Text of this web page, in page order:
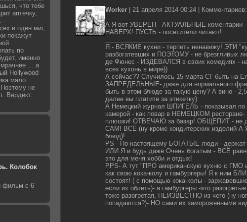
Worker 21 апреля 2014 00:24
|
А Я вот УВЕРЕН - АКТУАЛЬНЫЕ коментарии -
НАВЕРХ! ПУСТЬ - посетители читают!
Я - ВСЯКИЕ кухни - терпеть ненавижу! ЭТИ
разбогатевших и ПОЭТОМУ - не брезгливых
де Фюнес - ИЗДЕВАЛСЯ в своих комедиях -
всех кухонь в мире))
А сейчас?? Случилось 15 марта СГ быть на
ЗАПРЕДЕЛЬНЫЕ- даже для нормального
быть в этом блюде за такую цену? А вино -
далее вы платите за этикетку)
А Немецкий журнал ШПИГЕЛЬ - показывал по
камерой - как повар в НЕМЕЦКОМ
плюшки! ОТВЕЧАЮ за базар! ОБЩЕПИТ -
САМ! ВСЁ (ну кроме кондитерских изделий-
блюд)!
PS - По-настоящему БОГАТЫЕ люди -
ИЛИ Я и будь даже Очень богатым - ВСЁ
это для меня хобби и отдых!
PPS- А тут "ПРО американскую кухню с ГМО
как свою кока-колу и гамбургеры! Я к ним
состоят! ( с помощью кока-колы -
если их облить)- а гамбургеры -это
тоже разогретая, НЕИЗВЕСТНО из чего (ну
попадаются?)- НО сами их замороженными
что тебе
аптечку,
-
в один миг,
покажут
по
именно
... а
Hollywood
мало
не
Вердикт:
Колобок
фильм с 6